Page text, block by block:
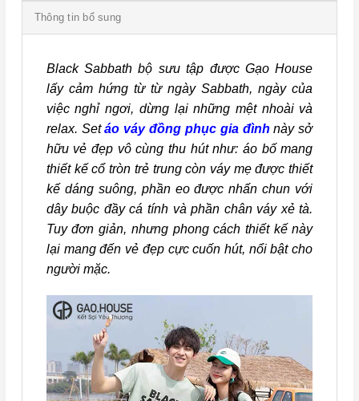
Thông tin bổ sung
Black Sabbath bộ sưu tập được Gạo House
lấy cảm hứng từ từ ngày Sabbath, ngày của
việc nghỉ ngơi, dừng lại những mệt nhoài và
relax. Setáo váy đồng phục gia đình này sở
hữu vẻ đẹp vô cùng thu hút như: áo bố mang
thiết kế cổ tròn trẻ trung còn váy mẹ được thiết
kế dáng suông, phần eo được nhấn chun với
dây buộc đầy cá tính và phần chân váy xẻ tà.
Tuy đơn giản, nhưng phong cách thiết kế này
lại mang đến vẻ đẹp cực cuốn hút, nổi bật cho
người mặc.